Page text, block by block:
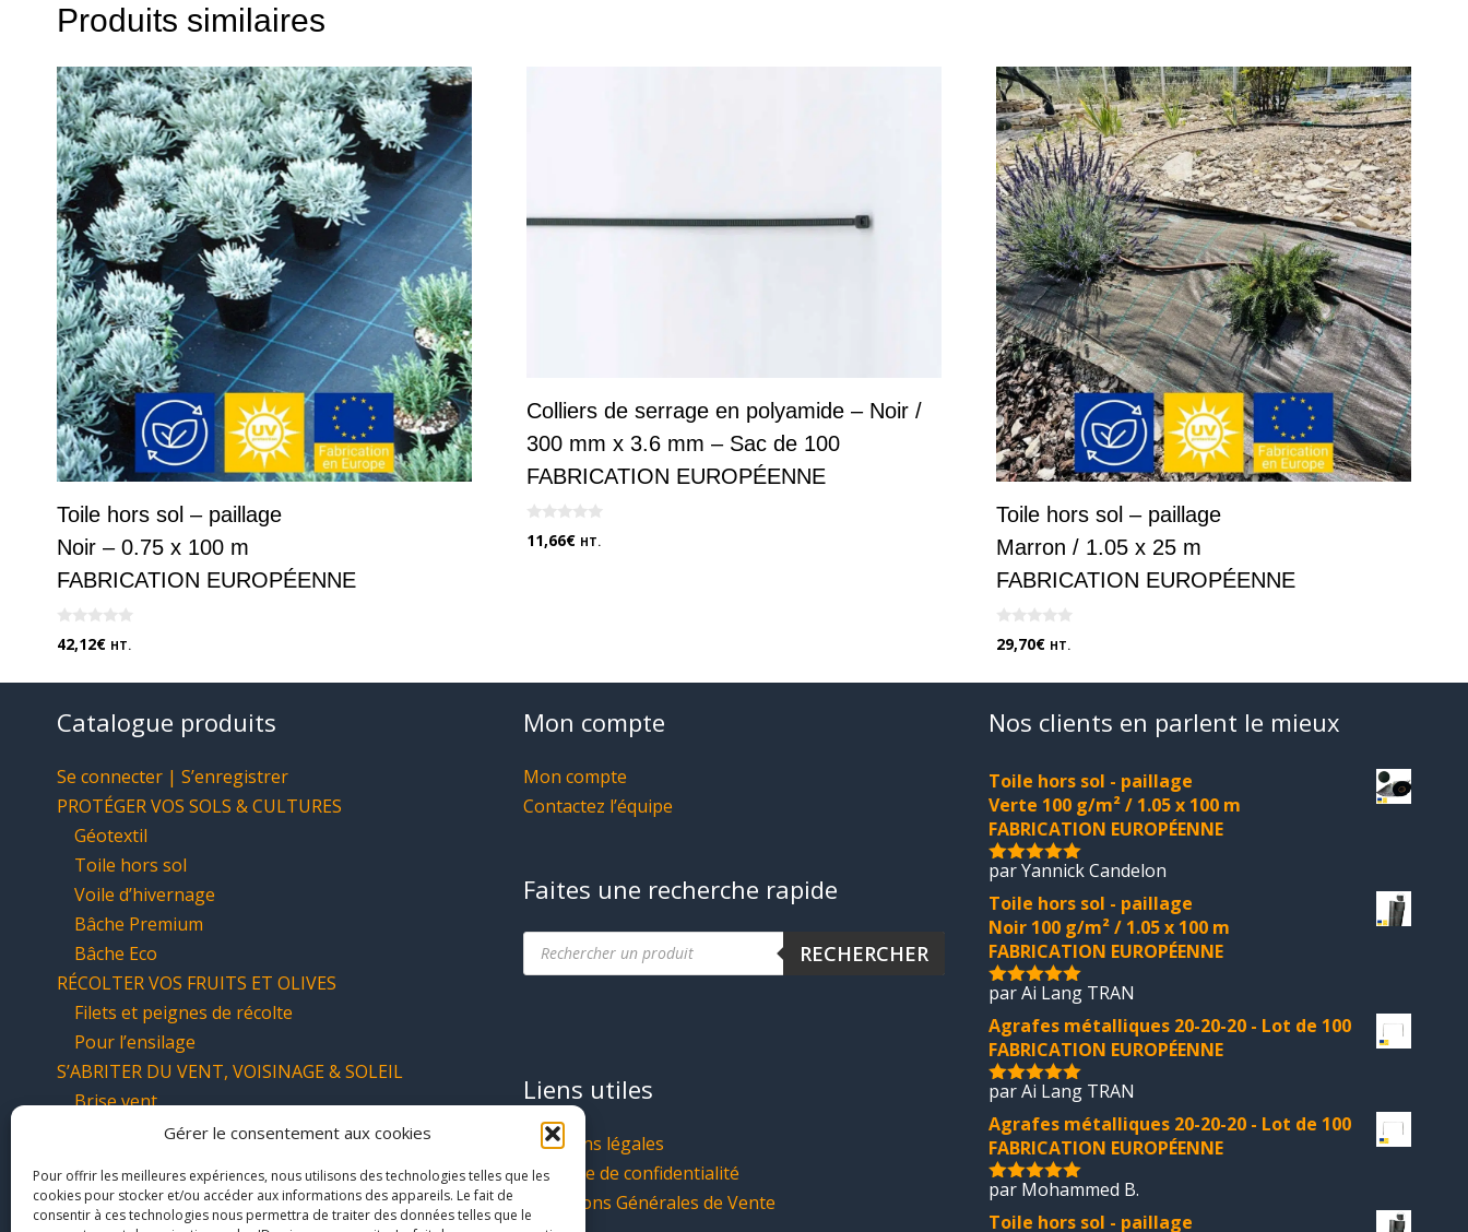
Gérer le consentement aux cookies
Pour offrir les meilleures expériences, nous utilisons des technologies telles que les
cookies pour stocker et/ou accéder aux informations des appareils. Le fait de
consentir à ces technologies nous permettra de traiter des données telles que le
Produits similaires
Toile hors sol – paillage
Noir – 0.75 x 100 m
FABRICATION EUROPÉENNE
0
s
42,12€ HT.
Colliers de serrage en polyamide – Noir /
300 mm x 3.6 mm – Sac de 100
FABRICATION EUROPÉENNE
0
s
11,66€ HT.
Toile hors sol – paillage
Marron / 1.05 x 25 m
FABRICATION EUROPÉENNE
0
s
29,70€ HT.
Catalogue produits
Se connecter | S’enregistrer
PROTÉGER VOS SOLS & CULTURES
Géotextil
Toile hors sol
Voile d’hivernage
Bâche Premium
Bâche Eco
RÉCOLTER VOS FRUITS ET OLIVES
Filets et peignes de récolte
Pour l’ensilage
S’ABRITER DU VENT, VOISINAGE & SOLEIL
Brise vent
Mon compte
Mon compte
Contactez l’équipe
Faites une recherche rapide
Recherche
de
produits
RECHERCHER
Liens utiles
Mentions légales
Politique de confidentialité
Conditions Générales de Vente
Nos clients en parlent le mieux
Toile hors sol - paillage
Verte 100 g/m² / 1.05 x 100 m
FABRICATION EUROPÉENNE
5sur 5
par Yannick Candelon
Toile hors sol - paillage
Noir 100 g/m² / 1.05 x 100 m
FABRICATION EUROPÉENNE
5sur 5
par Ai Lang TRAN
Agrafes métalliques 20-20-20 - Lot de 100
FABRICATION EUROPÉENNE
5sur 5
par Ai Lang TRAN
Agrafes métalliques 20-20-20 - Lot de 100
FABRICATION EUROPÉENNE
5sur 5
par Mohammed B.
Toile hors sol - paillage